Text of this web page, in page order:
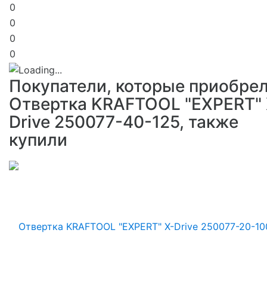
0
0
0
0
Покупатели, которые
Отвертка KRAFTOOL "EXPERT"
Drive 250077-40-125, также
купили